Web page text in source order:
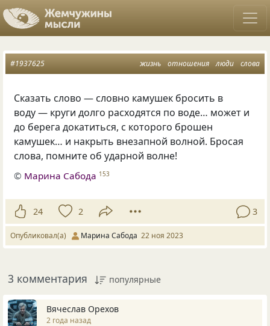
жизнь отношения люди слова
#1937625
Сказать слово — словно камушек бросить в
воду — круги долго расходятся по воде… может и
до берега докатиться, с которого брошен
камушек… и накрыть внезапной волной. Бросая
слова, помните об ударной волне!
© Марина Сабода 153
24 2 3
Опубликовал(а) Марина Сабода 22 ноя 2023
3 комментария популярные
Вячеслав Орехов
2 года назад